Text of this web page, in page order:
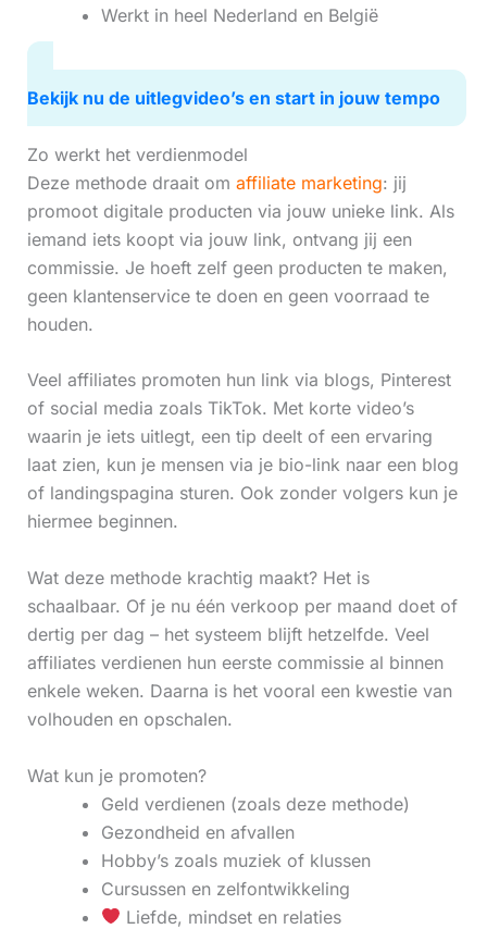
Werkt in heel Nederland en België
Bekijk nu de uitlegvideo’s en start in jouw tempo
Zo werkt het verdienmodel
Deze methode draait om affiliate marketing: jij
promoot digitale producten via jouw unieke link. Als
iemand iets koopt via jouw link, ontvang jij een
commissie. Je hoeft zelf geen producten te maken,
geen klantenservice te doen en geen voorraad te
houden.
Veel affiliates promoten hun link via blogs, Pinterest
of social media zoals TikTok. Met korte video’s
waarin je iets uitlegt, een tip deelt of een ervaring
laat zien, kun je mensen via je bio-link naar een blog
of landingspagina sturen. Ook zonder volgers kun je
hiermee beginnen.
Wat deze methode krachtig maakt? Het is
schaalbaar. Of je nu één verkoop per maand doet of
dertig per dag – het systeem blijft hetzelfde. Veel
affiliates verdienen hun eerste commissie al binnen
enkele weken. Daarna is het vooral een kwestie van
volhouden en opschalen.
Wat kun je promoten?
Geld verdienen (zoals deze methode)
Gezondheid en afvallen
Hobby’s zoals muziek of klussen
Cursussen en zelfontwikkeling
Liefde, mindset en relaties